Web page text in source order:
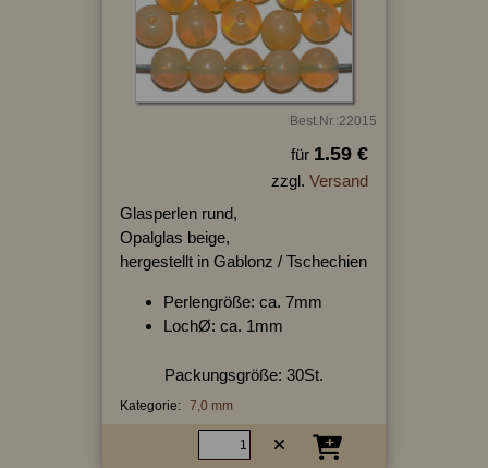
Best.Nr.:22015
für 1.59 €
zzgl. Versand
Glasperlen rund,
Opalglas beige,
hergestellt in Gablonz / Tschechien
Perlengröße: ca. 7mm
LochØ: ca. 1mm
Packungsgröße: 30St.
Kategorie: 7,0 mm